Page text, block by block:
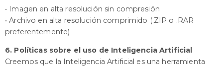
• Imagen en alta resolución sin compresión
• Archivo en alta resolución comprimido (.ZIP o .RAR
preferentemente)
6. Políticas sobre el uso de Inteligencia Artificial
Creemos que la Inteligencia Artificial es una herramienta